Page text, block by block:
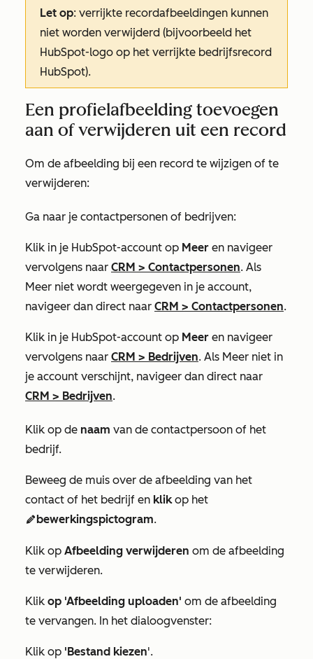
Let op: verrijkte recordafbeeldingen kunnen
niet worden verwijderd (bijvoorbeeld het
HubSpot-logo op het verrijkte bedrijfsrecord
HubSpot).
Een profielafbeelding toevoegen
aan of verwijderen uit een record
Om de afbeelding bij een record te wijzigen of te
verwijderen:
Ga naar je contactpersonen of bedrijven:
Klik in je HubSpot-account op Meer en navigeer
vervolgens naar CRM > Contactpersonen. Als
Meer niet wordt weergegeven in je account,
navigeer dan direct naar CRM > Contactpersonen.
Klik in je HubSpot-account op Meer en navigeer
vervolgens naar CRM > Bedrijven. Als Meer niet in
je account verschijnt, navigeer dan direct naar
CRM > Bedrijven.
Klik op de naam van de contactpersoon of het
bedrijf.
Beweeg de muis over de afbeelding van het
contact of het bedrijf en klikop het
editbewerkingspictogram.
Klik op Afbeelding verwijderen om de afbeelding
te verwijderen.
Klik op 'Afbeelding uploaden' om de afbeelding
te vervangen. In het dialoogvenster:
Klik op 'Bestand kiezen'.